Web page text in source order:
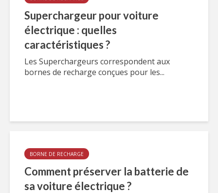
Superchargeur pour voiture
électrique : quelles
caractéristiques ?
Les Superchargeurs correspondent aux
bornes de recharge conçues pour les...
BORNE DE RECHARGE
Comment préserver la batterie de
sa voiture électrique ?